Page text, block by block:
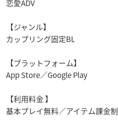
恋愛ADV
【ジャンル】
カップリング固定BL
【プラットフォーム】
App Store／Google Play
【利用料金 】
基本プレイ無料／アイテム課金制